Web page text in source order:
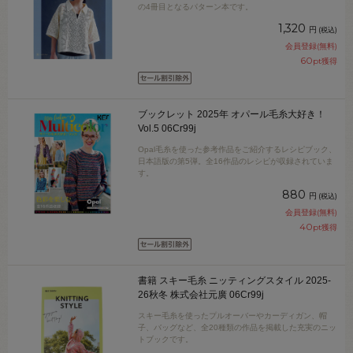
の4冊目となるパターン本です。
1,320 円 (税込)
会員登録(無料)
60pt獲得
ブックレット 2025年 オパール毛糸大好き！
Vol.5 06Cr99j
Opal毛糸を使った参考作品をご紹介するレシピブック、
日本語版の第5弾。全16作品のレシピが収録されていま
す。
880 円 (税込)
会員登録(無料)
40pt獲得
書籍 スキー毛糸 ニッティングスタイル 2025-
26秋冬 株式会社元廣 06Cr99j
スキー毛糸を使ったプルオーバーやカーディガン、帽
子、バッグなど、全20種類の作品を掲載した充実のニッ
トブックです。